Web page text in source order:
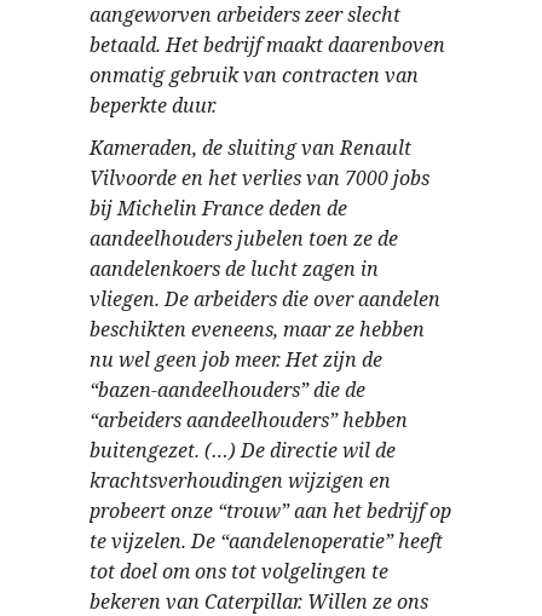
aangeworven arbeiders zeer slecht
betaald. Het bedrijf maakt daarenboven
onmatig gebruik van contracten van
beperkte duur.
Kameraden, de sluiting van Renault
Vilvoorde en het verlies van 7000 jobs
bij Michelin France deden de
aandeelhouders jubelen toen ze de
aandelenkoers de lucht zagen in
vliegen. De arbeiders die over aandelen
beschikten eveneens, maar ze hebben
nu wel geen job meer. Het zijn de
“bazen-aandeelhouders” die de
“arbeiders aandeelhouders” hebben
buitengezet. (…) De directie wil de
krachtsverhoudingen wijzigen en
probeert onze “trouw” aan het bedrijf op
te vijzelen. De “aandelenoperatie” heeft
tot doel om ons tot volgelingen te
bekeren van Caterpillar. Willen ze ons